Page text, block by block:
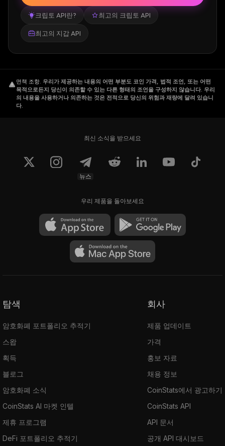
크립토 API란? 최고의 크립토 API
최고의 지갑 API
면책 조항. 우리가 제공하는 내용의 어떤 부분도 코인 가격, 법적 조언, 또는 어떤
목적으로든지 당신이 의존할 수 있는 다른 형태의 조언을 구성하지 않습니다. 우리
의 내용을 사용하거나 의존하는 것은 전적으로 당신의 위험과 재량에 달려 있습니
다.
최신 소식을 받으세요
뉴스
우리 제품을 돌아보세요
탐색
암호화폐 포트폴리오 추적기
스왑
획득
블로그
암호화폐 소식
CoinStats AI 마켓 인텔
제휴 프로그램
DeFi 포트폴리오 추적기
회사
제품 업데이트
가격
홍보 자료
채용 정보
CoinStats에서 광고하기
CoinStats API
API 문서
공개 API 대시보드